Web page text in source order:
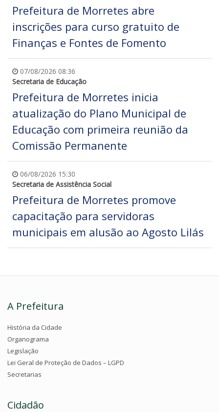
Prefeitura de Morretes abre
inscrições para curso gratuito de
Finanças e Fontes de Fomento
07/08/2026 08:36
Secretaria de Educação
Prefeitura de Morretes inicia
atualização do Plano Municipal de
Educação com primeira reunião da
Comissão Permanente
06/08/2026 15:30
Secretaria de Assistência Social
Prefeitura de Morretes promove
capacitação para servidoras
municipais em alusão ao Agosto Lilás
A Prefeitura
História da Cidade
Organograma
Legislação
Lei Geral de Proteção de Dados – LGPD
Secretarias
Cidadão